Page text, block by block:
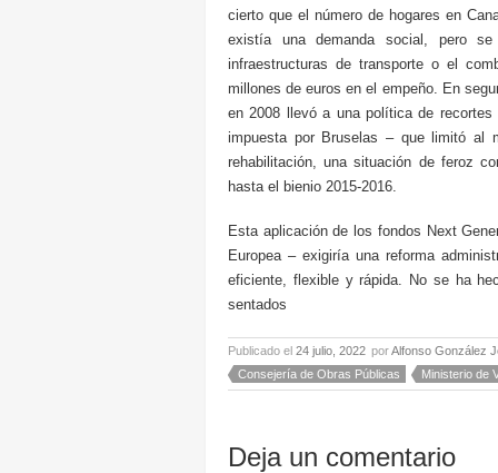
cierto que el número de hogares en
existía una demanda social, pero
infraestructuras de transporte o el
millones de euros en el empeño. En
en 2008 llevó a una política de
impuesta por Bruselas – que limitó al
rehabilitación, una situación de feroz
hasta el bienio 2015-2016.
Esta aplicación de los fondos Next
Europea – exigiría una reforma
eficiente, flexible y rápida. No se ha
sentados
Publicado el 24 julio, 2022 porAlfonso González
Consejería de Obras Públicas
Ministerio de
Deja un comentario